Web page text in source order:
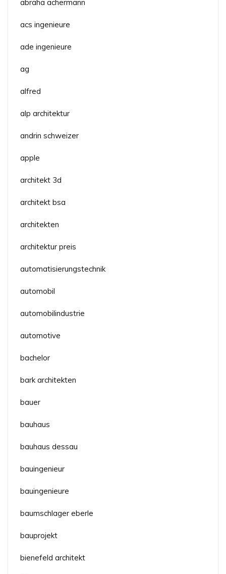
abraha achermann
acs ingenieure
ade ingenieure
ag
alfred
alp architektur
andrin schweizer
apple
architekt 3d
architekt bsa
architekten
architektur preis
automatisierungstechnik
automobil
automobilindustrie
automotive
bachelor
bark architekten
bauer
bauhaus
bauhaus dessau
bauingenieur
bauingenieure
baumschlager eberle
bauprojekt
bienefeld architekt